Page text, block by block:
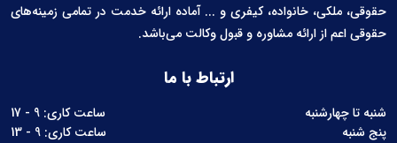
حقوقی، ملکی، خانواده، کیفری و ... آماده ارائه خدمت در تمامی زمینه‌های
حقوقی اعم از ارائه مشاوره و قبول وکالت می‌باشد.
ارتباط با ما
شنبه تا چهارشنبه
ساعت کاری: 9 - 17
پنج شنبه
ساعت کاری: 9 - 13